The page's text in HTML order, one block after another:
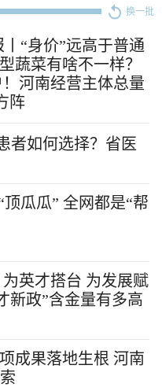
换一批
丨“身价”远高于普通
蔬菜有啥不一样？
！河南经营主体总量
阵
者如何选择？省医
顶瓜瓜” 全网都是“帮
英才搭台 为发展赋
新政”含金量有多高
成果落地生根 河南